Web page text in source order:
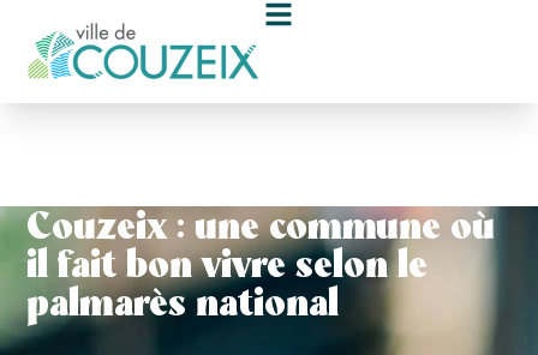
Couzeix : une commune où
il fait bon vivre selon le
palmarès national